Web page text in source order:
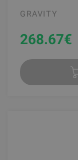
GRAVITY
268.67€